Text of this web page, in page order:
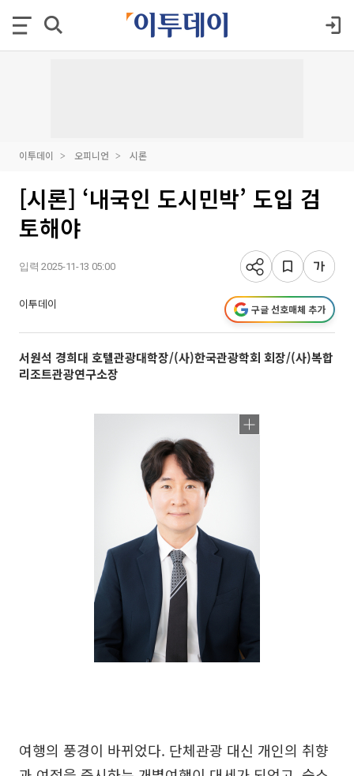
이투데이 오피니언 시론
[시론] ‘내국인 도시민박’ 도입 검
토해야
입력 2025-11-13 05:00
이투데이 구글 선호매체 추가
서원석 경희대 호텔관광대학장/(사)한국관광학회 회장/(사)복합
리조트관광연구소장
여행의 풍경이 바뀌었다. 단체관광 대신 개인의 취향